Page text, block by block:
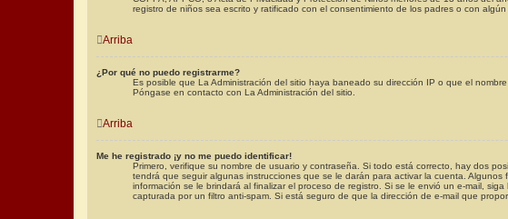
registro de niños sea escrito y ratificado con el consentimiento de los padres o con
Arriba
¿Por qué no puedo registrarme?
Es posible que La Administración del sitio haya baneado su dirección IP o que el
Póngase en contacto con La Administración del sitio.
Arriba
Me he registrado ¡y no me puedo identificar!
Primero, verifique su nombre de usuario y contraseña. Si todo está correcto, hay dos
tendrá que seguir algunas instrucciones que se le darán para activar la cuenta.
información se le brindará al finalizar el proceso de registro. Si se le envió un e-mail,
capturada por un filtro anti-spam. Si está seguro de que la dirección de e-mail que